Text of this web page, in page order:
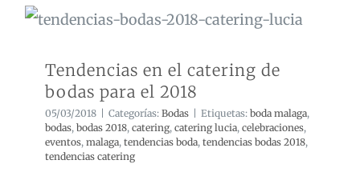
Tendencias en el catering de
bodas para el 2018
05/03/2018 Categorías: Bodas Etiquetas: boda malaga,
bodas, bodas 2018, catering, catering lucia, celebraciones,
eventos, malaga, tendencias boda, tendencias bodas 2018,
tendencias catering